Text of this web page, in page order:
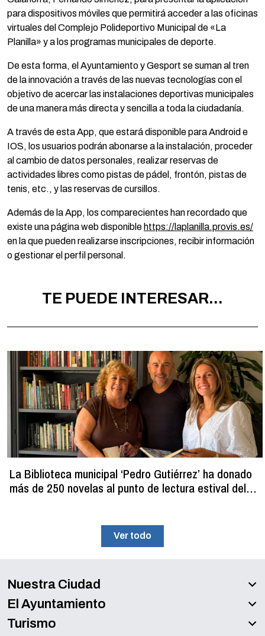
para dispositivos móviles que permitirá acceder a las oficinas
virtuales del Complejo Polideportivo Municipal de «La
Planilla» y a los programas municipales de deporte.
De esta forma, el Ayuntamiento y Gesport se suman al tren
de la innovación a través de las nuevas tecnologías con el
objetivo de acercar las instalaciones deportivas municipales
de una manera más directa y sencilla a toda la ciudadanía.
A través de esta App, que estará disponible para Android e
IOS, los usuarios podrán abonarse a la instalación, proceder
al cambio de datos personales, realizar reservas de
actividades libres como pistas de pádel, frontón, pistas de
tenis, etc., y las reservas de cursillos.
Además de la App, los comparecientes han recordado que
existe una página web disponible https://laplanilla.provis.es/
en la que pueden realizarse inscripciones, recibir información
o gestionar el perfil personal.
TE PUEDE INTERESAR...
La Biblioteca municipal ‘Pedro Gutiérrez’ ha donado
más de 250 novelas al punto de lectura estival del
Ver todo
Nuestra Ciudad
El Ayuntamiento
Turismo